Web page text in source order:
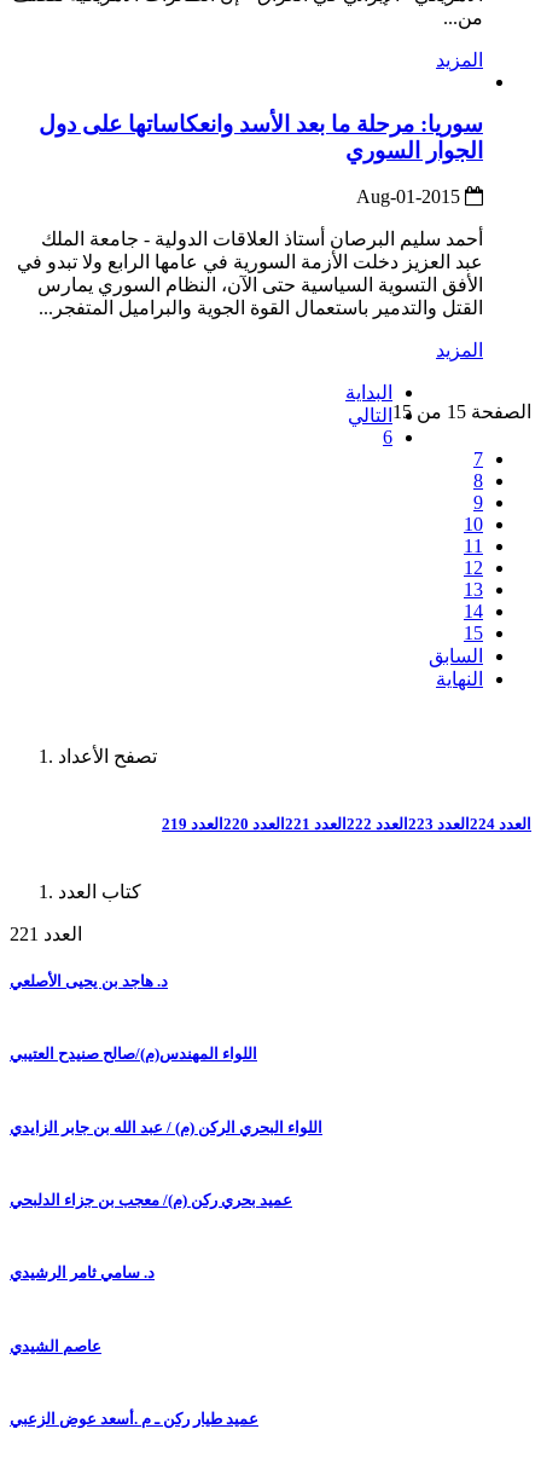
من...
المزيد
سوريا: مرحلة ما بعد الأسد وانعكاساتها على دول
الجوار السوري
أحمد سليم البرصان أستاذ العلاقات الدولية - جامعة الملك
عبد العزيز دخلت الأزمة السورية في عامها الرابع ولا تبدو في
الأفق التسوية السياسية حتى الآن، النظام السوري يمارس
القتل والتدمير باستعمال القوة الجوية والبراميل المتفجر...
المزيد
الصفحة 15 من 15
البداية
التالي
6
7
8
9
10
11
12
13
14
15
السابق
النهاية
تصفح الأعداد
العدد 224 العدد 223 العدد 222 العدد 221 العدد 220 العدد 219
كتاب العدد
العدد 221
د. هاجد بن يحيى الأصلعي
اللواء المهندس(م)/صالح صنيدح العتيبي
اللواء البحري الركن (م) / عبد الله بن جابر الزايدي
عميد بحري ركن (م)/ معجب بن جزاء الدلبحي
د. سامي ثامر الرشيدي
عاصم الشيدي
عميد طيار ركن ـ م .أسعد عوض الزعبي